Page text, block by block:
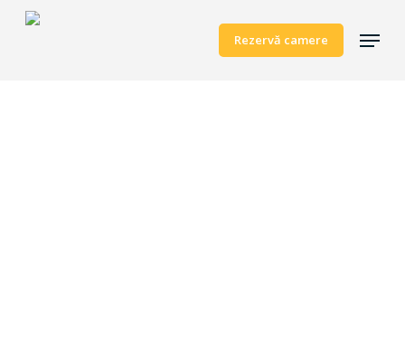
Skip
Rezervă camere Menu